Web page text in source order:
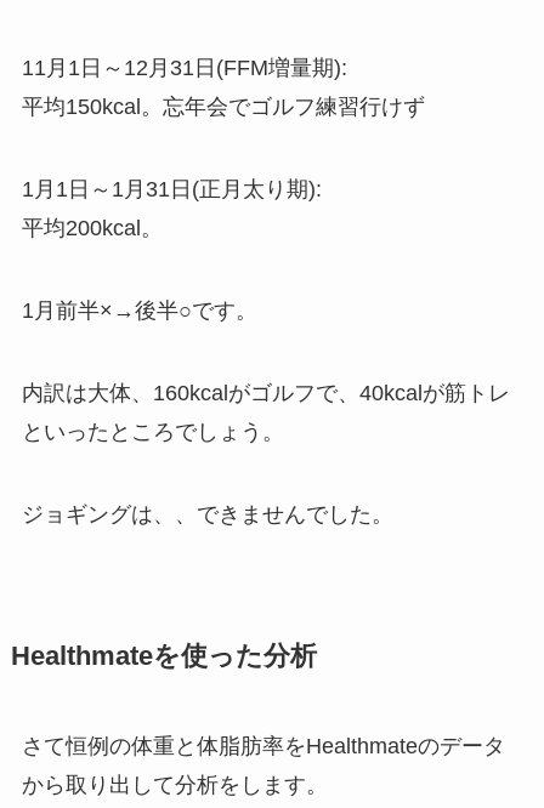
11月1日～12月31日(FFM増量期):
平均150kcal。忘年会でゴルフ練習行けず
1月1日～1月31日(正月太り期):
平均200kcal。
1月前半×→後半○です。
内訳は大体、160kcalがゴルフで、40kcalが筋トレ
といったところでしょう。
ジョギングは、、できませんでした。
Healthmateを使った分析
さて恒例の体重と体脂肪率をHealthmateのデータ
から取り出して分析をします。